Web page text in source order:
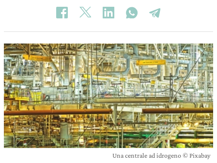
Una centrale ad idrogeno © Pixabay